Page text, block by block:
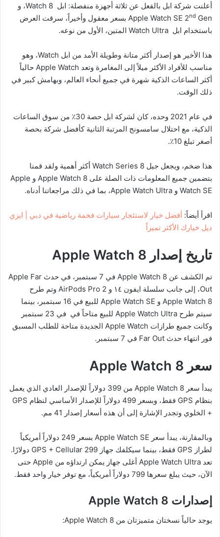
أعلنت شركة ابل بالفعل عن ثلاثة أجهزة منفصلة: ابل Watch 8، و
Apple Watch SE 2nd
Gen بسعر معقول وأخيراً، سرقت العرض
باستخدام ابل Watch Ultra المتين، الأول من نوعه.
هذا الأخير هو إصدار أكثر متانة وطويلة الأمد من ابل Watch، وهو
مناسب للأفراد الأكثر ميلاً إلى المغامرة وتعد Apple Watch حالياً
أكثر الساعات الذكية شهرة في جميع أنحاء العالم، وبهامش كبير في
ذلك الوقت.
في عام 2021 وحده، كان لشركة ابل حصة 30٪ من سوق الساعات
الذكية، مع احتلال سامسونج المرتبة الثانية كأفضل شركة بحصة
أصغر تبلغ 10٪.
هذا ضخم، ويجعل جيل Watch Series 8 أكثر أهمية ولقد قمنا
بتضمين جميع المعلومات ذات الصلة على Apple Watch 8 و Apple
Watch SE و Apple Watch Ultra، بما في ذلك مراجعاتنا أدناه.
اقرأ أيضاً: أفضل خيار لاستئجار سيارات فخمة رياضية في دبي | ايزي
ديل خيارك الأكثر تميزاً
تاريخ إصدار Apple Watch 8
تم الكشف عن Apple Watch 8 في 7 سبتمبر، في حدث Apple Far
Out، إلى جانب سلسلة ايفون ١٤ و AirPods Pro 2 وتم طرح
Apple Watch 8 و Apple Watch SE للبيع في 16 سبتمبر، بينما
سيتم طرح Apple Watch Ultra للبيع متاحاً في في 23 سبتمبر
وكانت جميع طرازات Apple Watch الجديدة متاحة للطلب المسبق
فور انتهاء حدث Far Out في 7 سبتمبر.
سعر Apple Watch 8
يبدأ سعر Apple Watch 8 من 399 دولاراً للإصدار العادي الذي يعمل
بنظام GPS فقط، وبسعر 499 دولاراً للإصدار الأساسي لنظام GPS
+ الخلوي وتجدر الإشارة إلى أن هذه أسعار إصدار 41 مم.
وبالمقارنة، يبدأ سعر Apple Watch SE بسعر 249 دولاراً أمريكياً
لطراز GPS فقط، بينما سيكلفك جهاز GPS + Cellular 299 دولارًا.
تعد Apple Watch Ultra أغلى جهاز يمكن ارتداؤه من Apple حتى
الآن، حيث يبلغ سعرها 799 دولاراً أمريكياً، مع توفر خيار واحد فقط.
إصدارات Apple Watch 8
يوجد حالياً نسختان متميزتان من Apple Watch 8: